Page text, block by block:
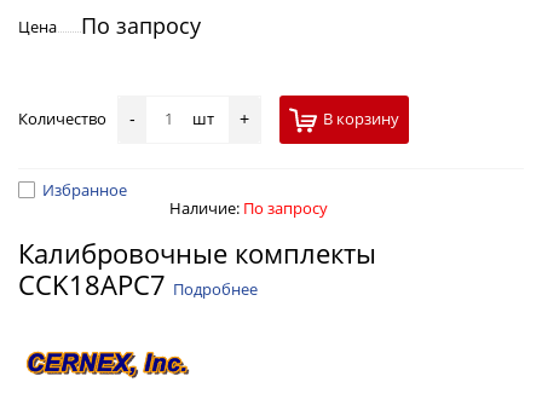
Цена
По запросу
Количество - шт + В корзину
Избранное
Наличие: По запросу
Калибровочные комплекты
CCK18APC7 Подробнее